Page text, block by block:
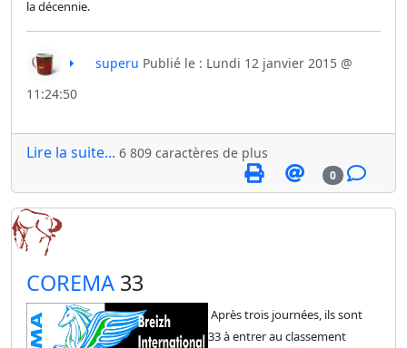
la décennie.
superu Publié le : Lundi 12 janvier 2015 @
11:24:50
Lire la suite... 6 809 caractères de plus
0
​COREMA 33
Après trois journées, ils sont
33 à entrer au classement